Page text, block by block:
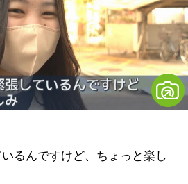
いるんですけど、ちょっと楽し